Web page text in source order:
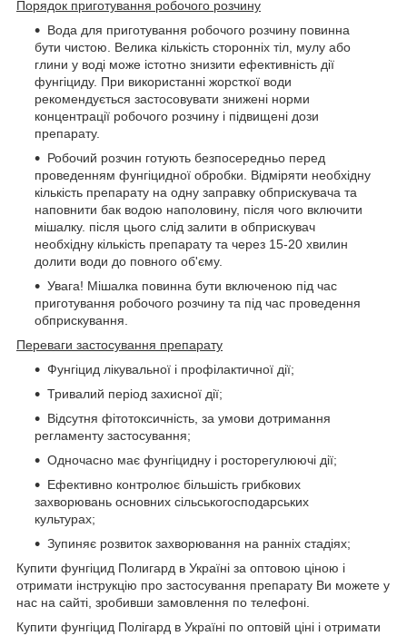
Порядок приготування робочого розчину
Вода для приготування робочого розчину повинна
бути чистою. Велика кількість сторонніх тіл, мулу або
глини у воді може істотно знизити ефективність дії
фунгіциду. При використанні жорсткої води
рекомендується застосовувати знижені норми
концентрації робочого розчину і підвищені дози
препарату.
Робочий розчин готують безпосередньо перед
проведенням фунгіцидної обробки. Відміряти необхідну
кількість препарату на одну заправку обприскувача та
наповнити бак водою наполовину, після чого включити
мішалку. після цього слід залити в обприскувач
необхідну кількість препарату та через 15-20 хвилин
долити води до повного об'єму.
Увага! Мішалка повинна бути включеною під час
приготування робочого розчину та під час проведення
обприскування.
Переваги застосування препарату
Фунгіцид лікувальної і профілактичної дії;
Тривалий період захисної дії;
Відсутня фітотоксичність, за умови дотримання
регламенту застосування;
Одночасно має фунгіцидну і росторегулюючі дії;
Ефективно контролює більшість грибкових
захворювань основних сільськогосподарських
культурах;
Зупиняє розвиток захворювання на ранніх стадіях;
Купити фунгіцид Полигард в Україні за оптовою ціною і
отримати інструкцію про застосування препарату Ви можете у
нас на сайті, зробивши замовлення по телефоні.
Купити фунгіцид Полігард в Україні по оптовій ціні і отримати